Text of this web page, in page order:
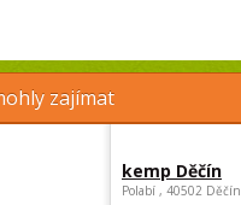
zajímat
kemp Děčín
Polabí , 40502 Děčín